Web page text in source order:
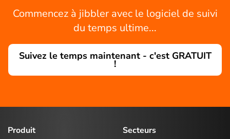
Commencez à jibbler avec le logiciel de suivi
du temps ultime...
Suivez le temps maintenant - c'est GRATUIT
!
Produit
Secteurs